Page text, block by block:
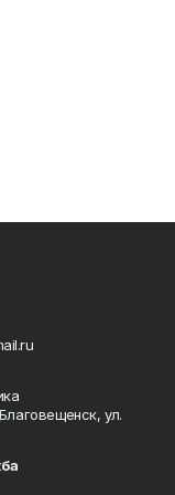
ул.